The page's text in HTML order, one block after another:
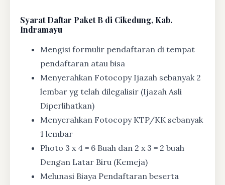
SyaratDaftar Paket B di Cikedung, Kab.
Indramayu
Mengisi formulir pendaftaran di tempat
pendaftaran atau bisa
Menyerahkan Fotocopy Ijazah sebanyak 2
lembar yg telah dilegalisir (Ijazah Asli
Diperlihatkan)
Menyerahkan Fotocopy KTP/KK sebanyak
1 lembar
Photo 3 x 4 = 6 Buah dan 2 x 3 = 2 buah
Dengan Latar Biru (Kemeja)
Melunasi Biaya Pendaftaran beserta